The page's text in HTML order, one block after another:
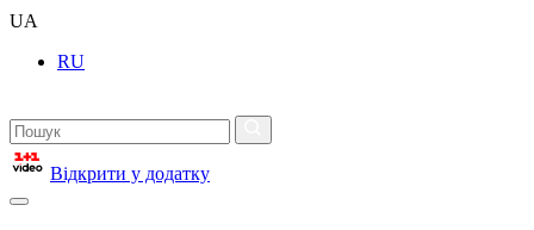
UA
RU
Відкрити у додатку